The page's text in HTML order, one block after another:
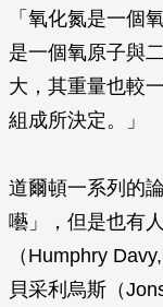
「氧化氮是一個
是一個氧原子與
大，其重量也較
組成所決定。」
道爾頓一系列的
囈」，但是也有
（Humphry
貝采利烏斯（